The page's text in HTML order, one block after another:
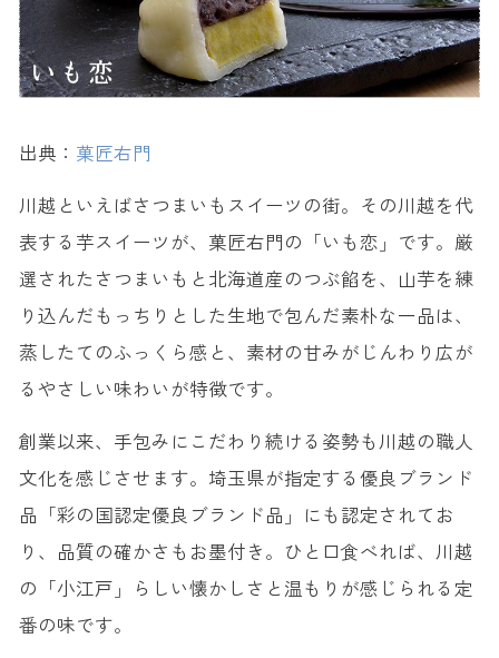
出典： 菓匠右門
川越といえばさつまいもスイーツの街。その川越を代
表する芋スイーツが、菓匠右門の「いも恋」です。厳
選されたさつまいもと北海道産のつぶ餡を、山芋を練
り込んだもっちりとした生地で包んだ素朴な一品は、
蒸したてのふっくら感と、素材の甘みがじんわり広が
るやさしい味わいが特徴です。
創業以来、手包みにこだわり続ける姿勢も川越の職人
文化を感じさせます。埼玉県が指定する優良ブランド
品「彩の国認定優良ブランド品」にも認定されてお
り、品質の確かさもお墨付き。ひと口食べれば、川越
の「小江戸」らしい懐かしさと温もりが感じられる定
番の味です。